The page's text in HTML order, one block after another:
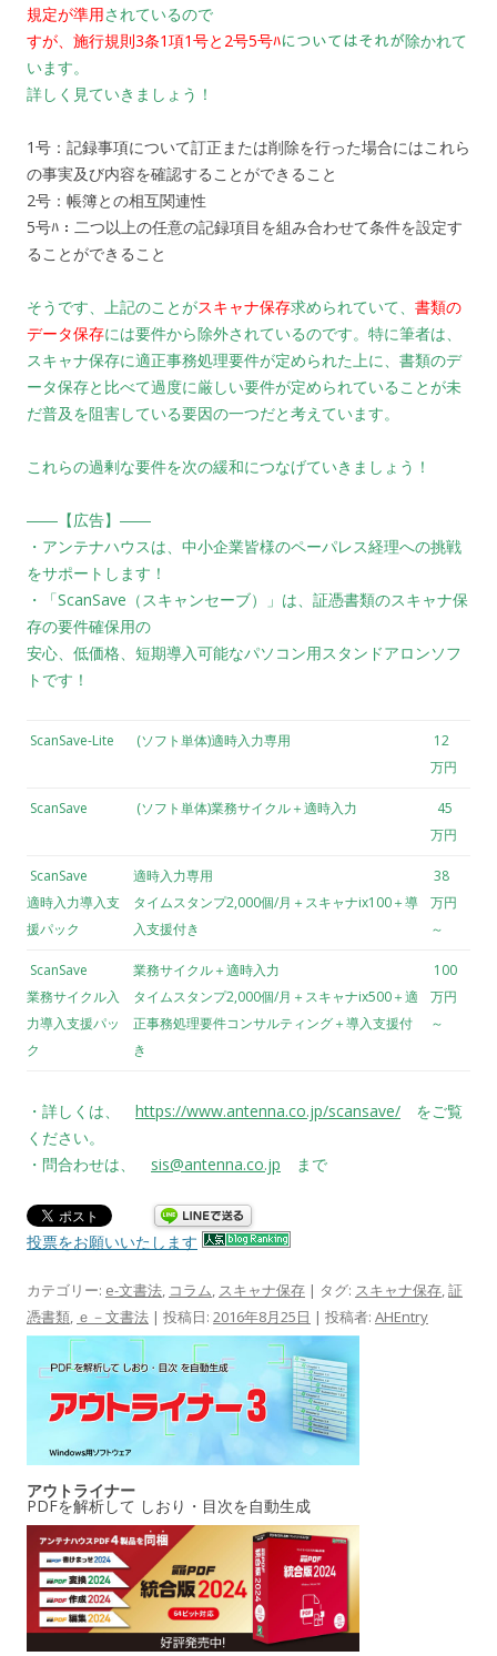
規定が準用されているので
すが、施行規則3条1項1号と2号5号ﾊについてはそれが除かれて
います。
詳しく見ていきましょう！
1号：記録事項について訂正または削除を行った場合にはこれら
の事実及び内容を確認することができること
2号：帳簿との相互関連性
5号ﾊ：二つ以上の任意の記録項目を組み合わせて条件を設定す
ることができること
そうです、上記のことがスキャナ保存求められていて、 書類の
データ保存には要件から除外されているのです。特に筆者は、
スキャナ保存に適正事務処理要件が定められた上に、書類のデ
ータ保存と比べて過度に厳しい要件が定められていることが未
だ普及を阻害している要因の一つだと考えています。
これらの過剰な要件を次の緩和につなげていきましょう！
――【広告】――
・アンテナハウスは、中小企業皆様のペーパレス経理への挑戦
をサポートします！
・「ScanSave（スキャンセーブ）」は、証憑書類のスキャナ保
存の要件確保用の
安心、低価格、短期導入可能なパソコン用スタンドアロンソフ
トです！
ScanSave-Lite (ソフト単体)適時入力専用
12
万円
ScanSave (ソフト単体)業務サイクル＋適時入力
45
万円
ScanSave
適時入力導入支
援パック
適時入力専用
タイムスタンプ2,000個/月＋スキャナix100＋導
入支援付き
38
万円
～
ScanSave
業務サイクル入
力導入支援パッ
ク
業務サイクル＋適時入力
タイムスタンプ2,000個/月＋スキャナix500＋適
正事務処理要件コンサルティング＋導入支援付
き
100
万円
～
・詳しくは、 https://www.antenna.co.jp/scansave/ をご覧
ください。
・問合わせは、 sis@antenna.co.jp まで
投票をお願いいたします
カテゴリー: e-文書法, コラム, スキャナ保存 | タグ: スキャナ保存,証
憑書類, ｅ－文書法 | 投稿日: 2016年8月25日 | 投稿者: AHEntry
アウトライナー
PDFを解析して しおり・目次を自動生成